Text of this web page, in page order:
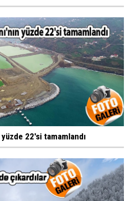
22'si tamamlandı